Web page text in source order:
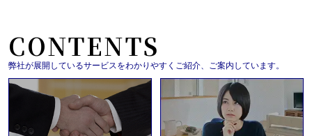
CONTENTS
弊社が展開しているサービスをわかりやすくご紹介、ご案内しています。